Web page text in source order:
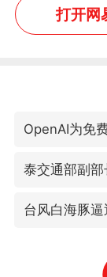
打开网